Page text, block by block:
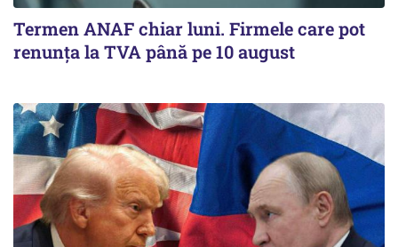
Termen ANAF chiar luni. Firmele care pot
renunța la TVA până pe 10 august